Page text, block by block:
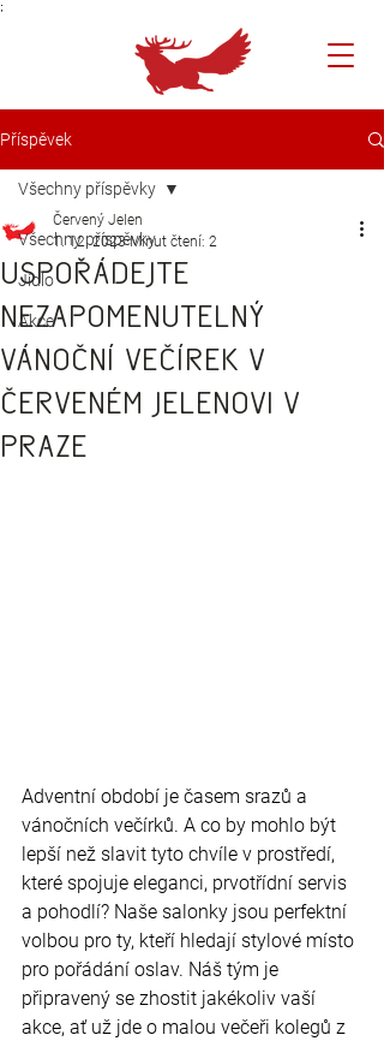
;
Příspěvek
Všechny příspěvky
Jídlo
Akce
Všechny příspěvky
Uspořádejte
nezapomenutelný
vánoční večírek v
Červeném Jelenovi v
Praze
Červený Jelen
1. 12. 2023 Minut čtení: 2
Adventní období je časem srazů a
vánočních večírků. A co by mohlo být
lepší než slavit tyto chvíle v prostředí,
které spojuje eleganci, prvotřídní servis
a pohodlí? Naše salonky jsou perfektní
volbou pro ty, kteří hledají stylové místo
pro pořádání oslav. Náš tým je
připravený se zhostit jakékoliv vaší
akce, ať už jde o malou večeři kolegů z